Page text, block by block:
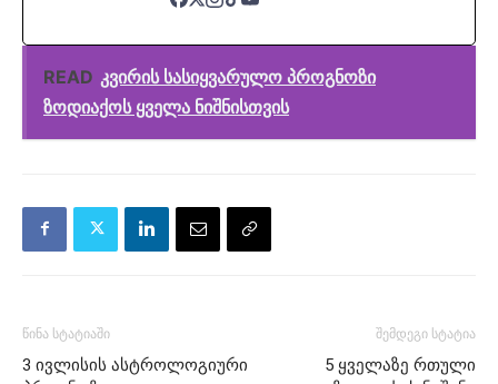
READ კვირის სასიყვარულო პროგნოზი
ზოდიაქოს ყველა ნიშნისთვის
წინა სტატიაში
3 ივლისის ასტროლოგიური
შემდეგი სტატია
5 ყველაზე რთული